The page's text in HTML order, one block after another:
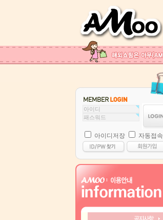
아이디저장 자동접속